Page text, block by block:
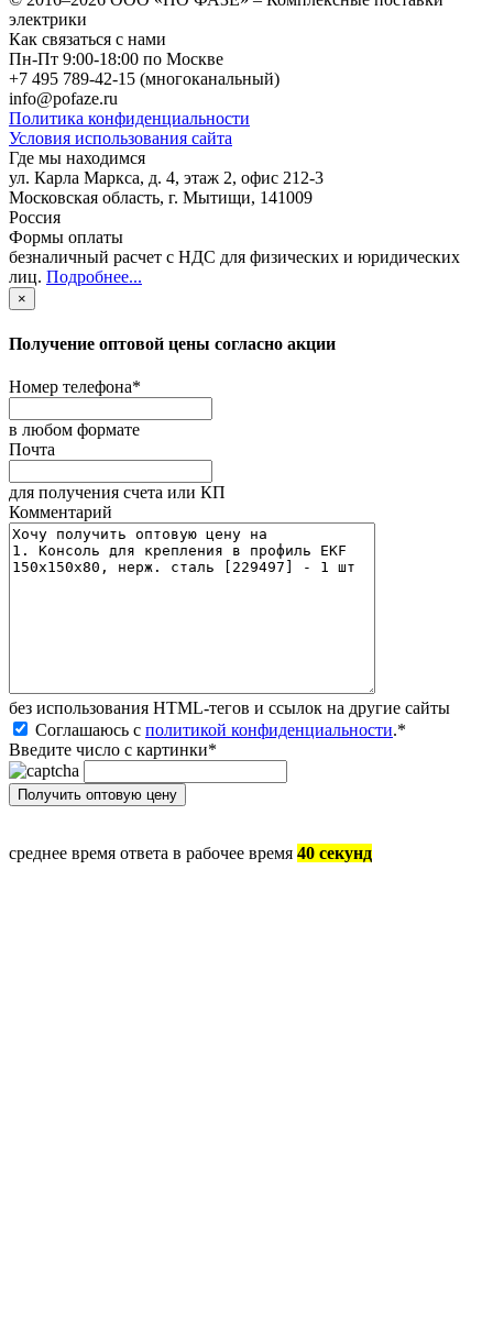
электрики
Как связаться с нами
Пн-Пт 9:00-18:00 по Москве
+7 495 789-42-15 (многоканальный)
info@pofaze.ru
Политика конфиденциальности
Условия использования сайта
Где мы находимся
ул. Карла Маркса, д. 4, этаж 2, офис 212-3
Московская область, г. Мытищи, 141009
Россия
Формы оплаты
безналичный расчет с НДС для физических и юридических
лиц. Подробнее...
×
Получение оптовой цены согласно акции
Номер телефона*
в любом формате
Почта
для получения счета или КП
Комментарий
без иcпользования HTML-тегов и ссылок на другие сайты
Соглашаюсь с политикой конфиденциальности.*
Введите число с картинки*
среднее время ответа в рабочее время 40 секунд